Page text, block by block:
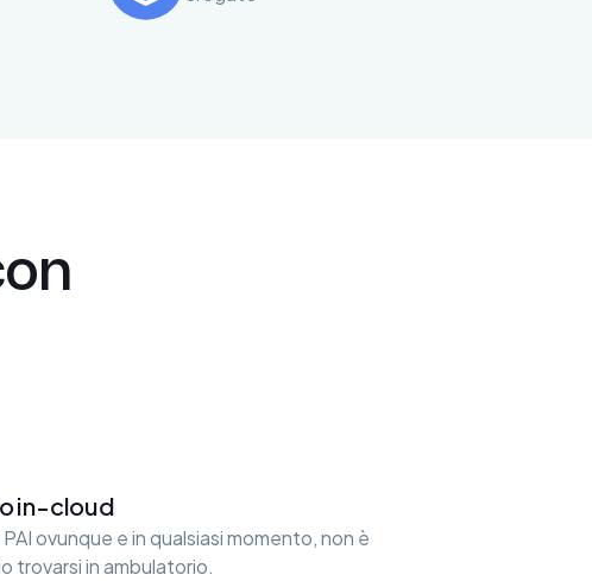
in-cloud
ovunque e in qualsiasi momento, non è
trovarsi in ambulatorio.